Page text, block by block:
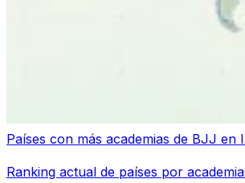
Países con más academias de BJJ en
Ranking actual de países por